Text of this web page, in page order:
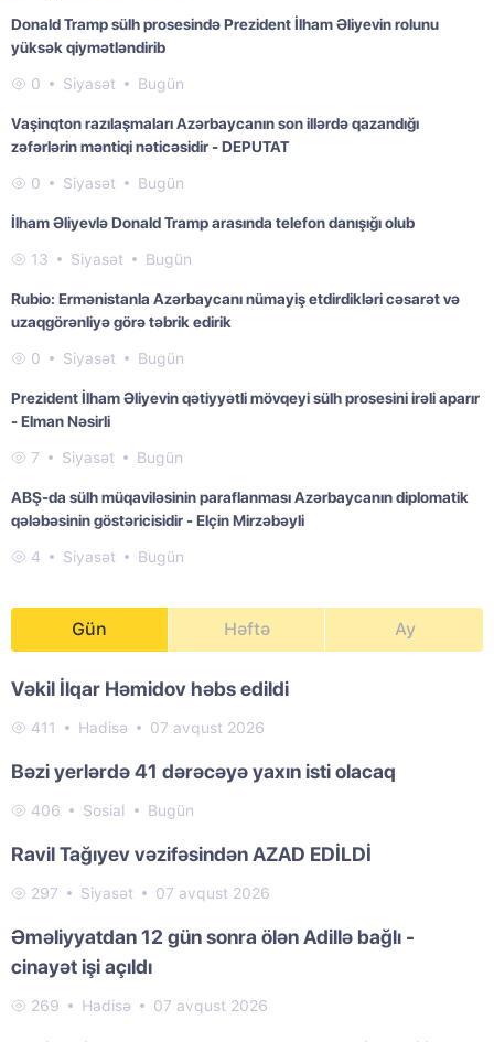
Donald Tramp sülh prosesində Prezident İlham Əliyevin rolunu
yüksək qiymətləndirib
0 Siyasət Bugün
Vaşinqton razılaşmaları Azərbaycanın son illərdə qazandığı
zəfərlərin məntiqi nəticəsidir - DEPUTAT
0 Siyasət Bugün
İlham Əliyevlə Donald Tramp arasında telefon danışığı olub
13 Siyasət Bugün
Rubio: Ermənistanla Azərbaycanı nümayiş etdirdikləri cəsarət və
uzaqgörənliyə görə təbrik edirik
0 Siyasət Bugün
Prezident İlham Əliyevin qətiyyətli mövqeyi sülh prosesini irəli aparır
- Elman Nəsirli
7 Siyasət Bugün
ABŞ-da sülh müqaviləsinin paraflanması Azərbaycanın diplomatik
qələbəsinin göstəricisidir - Elçin Mirzəbəyli
4 Siyasət Bugün
Gün Həftə Ay
Vəkil İlqar Həmidov həbs edildi
411 Hadisə 07 avqust 2026
Bəzi yerlərdə 41 dərəcəyə yaxın isti olacaq
406 Sosial Bugün
Ravil Tağıyev vəzifəsindən AZAD EDİLDİ
297 Siyasət 07 avqust 2026
Əməliyyatdan 12 gün sonra ölən Adillə bağlı -
cinayət işi açıldı
269 Hadisə 07 avqust 2026